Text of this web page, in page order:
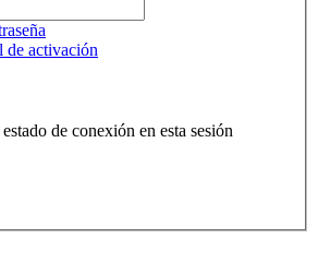
de activación
de conexión en esta sesión